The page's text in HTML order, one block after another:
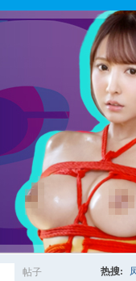
帖子 热搜: